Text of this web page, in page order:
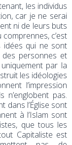
les individus
car je ne serai
ni de leurs buts
comprennes, c’est
idées qui ne sont
des personnes et
par la
les idéologies
l’impression
n’englobent pas.
dans l’Église sont
à l’Islam sont
que tous les
Capitaliste est